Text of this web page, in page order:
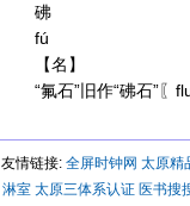
砩
fú
【名】
“氟石”旧作“砩石”〖
友情链接: 全屏时钟网 太原精
淋室 太原三体系认证 医书搜